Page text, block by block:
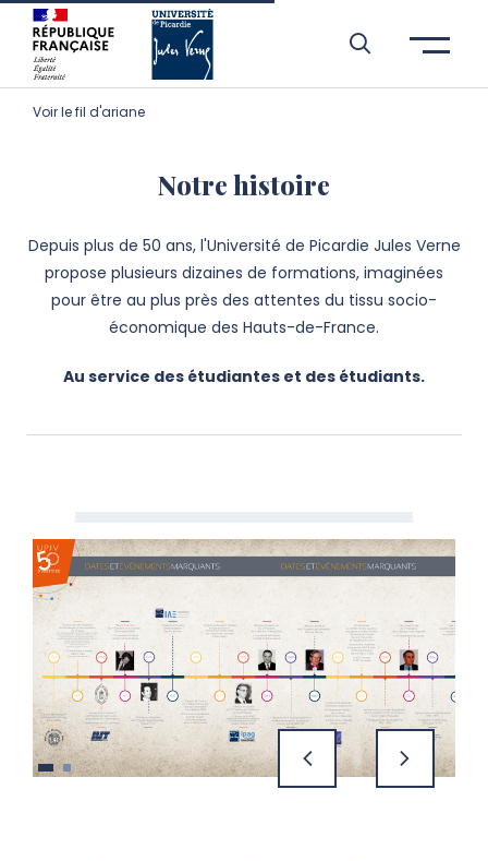
Aller à l’entête de page
Aller au menu principale
Aller au contenu principal
Aller à la recherche
Passer aux cookies
Aller au pied de page
Voir le fil d'ariane
Notre histoire
Depuis plus de 50 ans, l'Université de Picardie Jules Verne
propose plusieurs dizaines de formations, imaginées
pour être au plus près des attentes du tissu socio-
économique des Hauts-de-France.
Au service des étudiantes et des étudiants.
précédent suivant